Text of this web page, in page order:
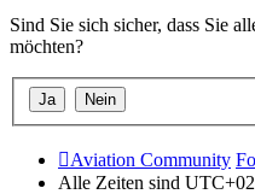
Sind Sie sich sicher, dass Sie
möchten?
Aviation Community
Alle Zeiten sind